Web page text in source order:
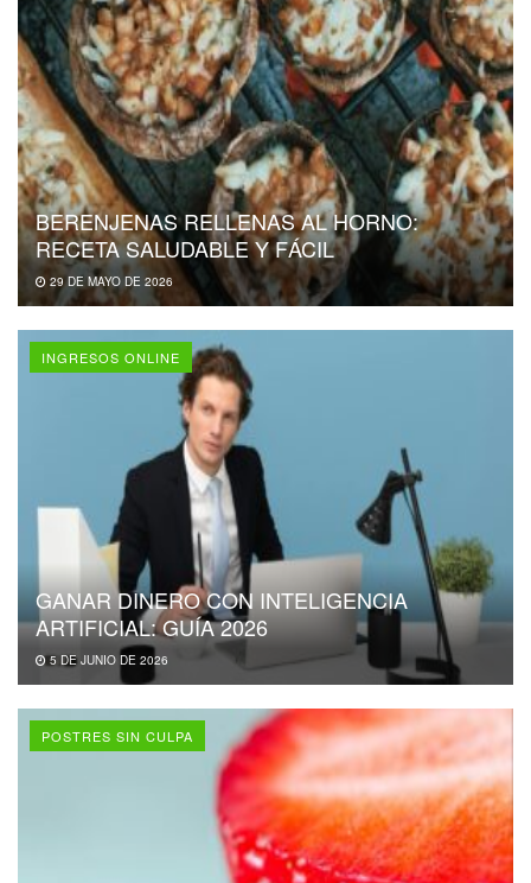
BERENJENAS RELLENAS AL HORNO:
RECETA SALUDABLE Y FÁCIL
29 DE MAYO DE 2026
INGRESOS ONLINE
GANAR DINERO CON INTELIGENCIA
ARTIFICIAL: GUÍA 2026
5 DE JUNIO DE 2026
POSTRES SIN CULPA